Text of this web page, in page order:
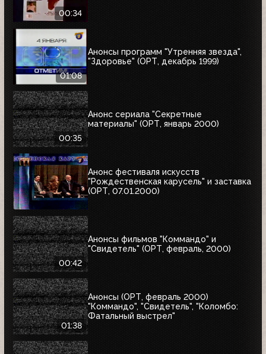
00:34
01:08
Анонсы программ "Утренняя звезда",
"Здоровье" (ОРТ, декабрь 1999)
00:35
Анонс сериала "Секретные
материалы" (ОРТ, январь 2000)
Анонс фестиваля искусств
"Рождественская карусель" и заставка
(ОРТ, 07.01.2000)
00:42
Анонсы фильмов "Коммандо" и
"Свидетель" (ОРТ, февраль, 2000)
01:38
Анонсы (ОРТ, февраль 2000)
"Коммандо", "Свидетель", "Коломбо:
Фатальный выстрел"